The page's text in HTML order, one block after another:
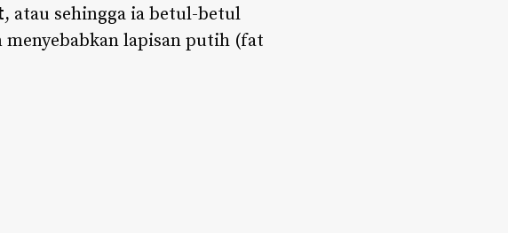
, atau sehingga ia betul-betul
menyebabkan lapisan putih (fat